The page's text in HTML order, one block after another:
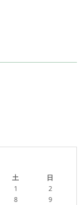
土 日
1
2
8
9